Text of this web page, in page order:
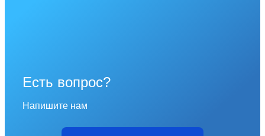
Есть вопрос?
Напишите нам